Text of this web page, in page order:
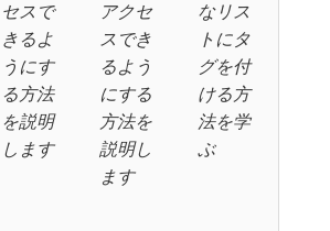
セスで
きるよ
うにす
る方法
を説明
します
アクセ
スでき
るよう
にする
方法を
説明し
ます
なリス
トにタ
グを付
ける方
法を学
ぶ